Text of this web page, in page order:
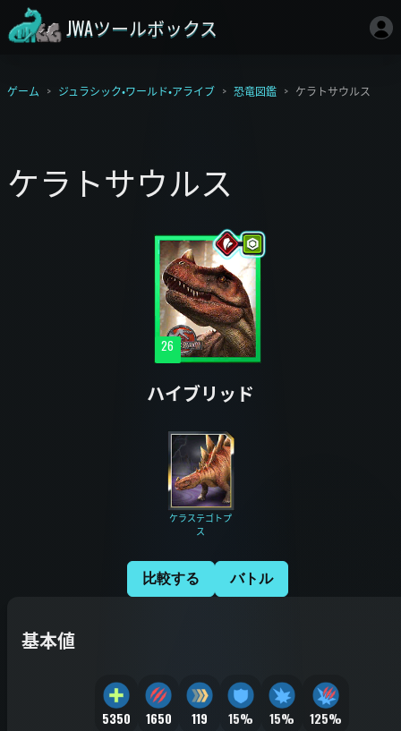
JWAツールボックス
ゲーム ジュラシック・ワールド・アライブ 恐竜図鑑 ケラトサウルス
ケラトサウルス
26
ハイブリッド
ケラステゴトプ
ス
比較する バトル
基本値
5350 1650 119 15% 15% 125%